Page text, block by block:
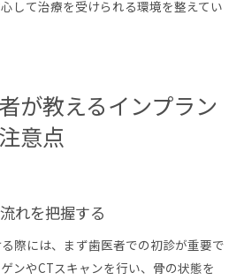
して治療を受けられる環境を整えてい
が教えるインプラン
意点
れを把握する
際には、まず歯医者での初診が重要で
ンやCTスキャンを行い、骨の状態を